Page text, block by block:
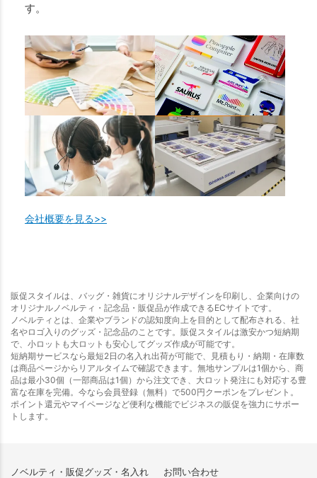
す。
会社概要を見る>>
販促スタイルは、バッグ・雑貨にオリジナルデザインを印刷し、企業向けの
オリジナルノベルティ・記念品・販促品が作成できるECサイトです。
ノベルティとは、企業やブランドの認知度向上を目的として配布される、社
名やロゴ入りのグッズ・記念品のことです。販促スタイルは激安かつ短納期
で、小ロットも大ロットも安心してグッズ作成が可能です。
短納期サービスなら最短2日の名入れ出荷が可能で、見積もり・納期・在庫数
は商品ページからリアルタイムで確認できます。無地サンプルは1個から、商
品は最小30個（一部商品は1個）から注文でき、大ロット発注にも対応する豊
富な在庫を完備。今なら会員登録（無料）で500円クーポンをプレゼント。
ポイント還元やマイページなど便利な機能でビジネスの販促を強力にサポー
トします。
ノベルティ・販促グッズ・名入れ
お問い合わせ